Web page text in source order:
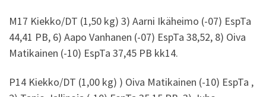
M17 Kiekko/DT (1,50 kg) 3) Aarni Ikäheimo (-07) EspTa
44,41 PB, 6) Aapo Vanhanen (-07) EspTa 38,52, 8) Oiva
Matikainen (-10) EspTa 37,45 PB kk14.
P14 Kiekko/DT (1,00 kg) ) Oiva Matikainen (-10) EspTa ,